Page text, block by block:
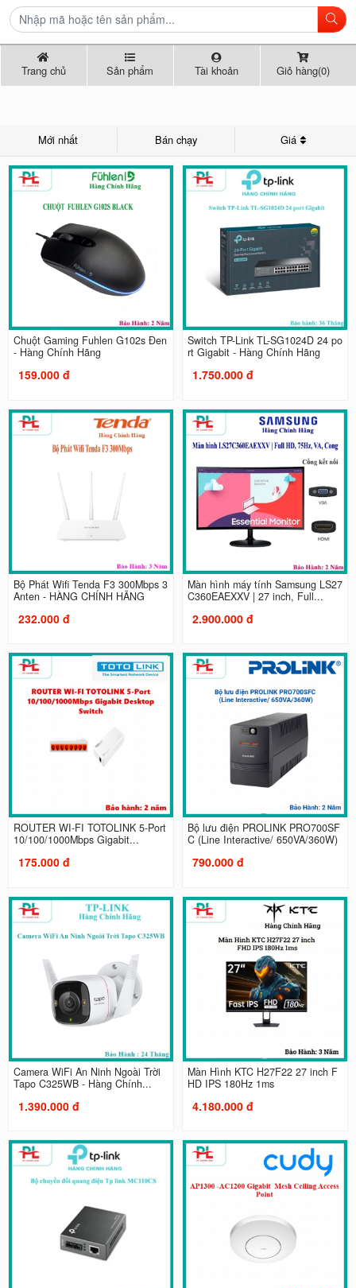
Trang chủ Sản phẩm Tài khoản Giỏ hàng(0)
Mới nhất Bán chạy Giá
Chuột Gaming Fuhlen G102s Đen
- Hàng Chính Hãng
159.000 đ
Switch TP-Link TL-SG1024D 24 po
rt Gigabit - Hàng Chính Hãng
1.750.000 đ
Bộ Phát Wifi Tenda F3 300Mbps 3
Anten - HÀNG CHÍNH HÃNG
232.000 đ
Màn hình máy tính Samsung LS27
C360EAEXXV | 27 inch, Full...
2.900.000 đ
ROUTER WI-FI TOTOLINK 5-Port
10/100/1000Mbps Gigabit...
175.000 đ
Bộ lưu điện PROLINK PRO700SF
C (Line Interactive/ 650VA/360W)
790.000 đ
Camera WiFi An Ninh Ngoài Trời
Tapo C325WB - Hàng Chính...
1.390.000 đ
Màn Hình KTC H27F22 27 inch F
HD IPS 180Hz 1ms
4.180.000 đ